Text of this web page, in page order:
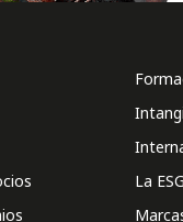
La